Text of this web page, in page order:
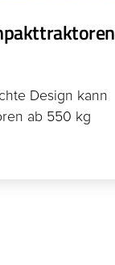
Design kann
ab 550 kg